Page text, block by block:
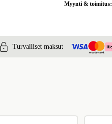
Myynti & toimitus:
Turvalliset maksut